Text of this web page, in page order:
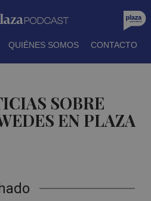
QUIÉNES SOMOS CONTACTO
SOBRE
EN PLAZA